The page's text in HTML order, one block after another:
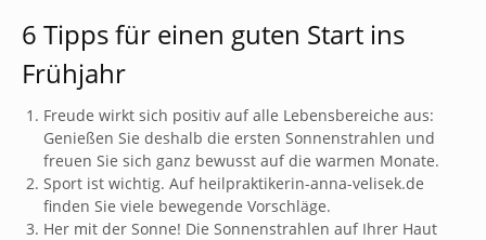
6 Tipps für einen guten Start ins
Frühjahr
Freude wirkt sich positiv auf alle Lebensbereiche aus:
Genießen Sie deshalb die ersten Sonnenstrahlen und
freuen Sie sich ganz bewusst auf die warmen Monate.
Sport ist wichtig. Auf heilpraktikerin-anna-velisek.de
finden Sie viele bewegende Vorschläge.
Her mit der Sonne! Die Sonnenstrahlen auf Ihrer Haut